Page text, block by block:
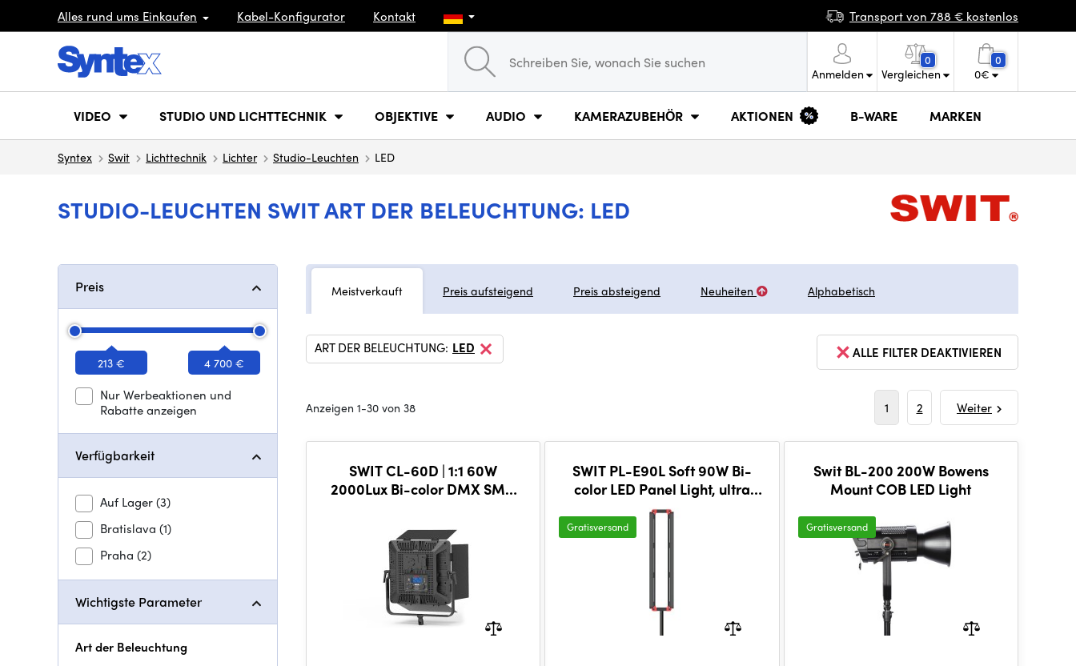
Alles rund ums Einkaufen Kabel-Konfigurator Kontakt Transport von 788 € kostenlos
Anmelden
0
Vergleichen
0
0€
VIDEO STUDIO UND LICHTTECHNIK OBJEKTIVE AUDIO KAMERAZUBEHÖR AKTIONEN B-WARE MARKEN
Syntex Swit Lichttechnik Lichter Studio-Leuchten LED
STUDIO-LEUCHTEN SWIT ART DER BELEUCHTUNG: LED
Preis
213 € 4 700 €
Nur Werbeaktionen und
Rabatte anzeigen
Verfügbarkeit
Auf Lager(3)
Bratislava (1)
Praha (2)
Wichtigste Parameter
Art der Beleuchtung
Meistverkauft Preis aufsteigend Preis absteigend Neuheiten Alphabetisch
ALLE FILTER DEAKTIVIEREN
ART DER BELEUCHTUNG: LED
Anzeigen 1-30 von 38 1 2 Weiter
SWIT CL-60D | 1:1 60W
2000Lux Bi-color DMX SMD
SWIT PL-E90L Soft 90W Bi-
color LED Panel Light, ultra
slim
Gratisversand
Swit BL-200 200W Bowens
Mount COB LED Light
Gratisversand